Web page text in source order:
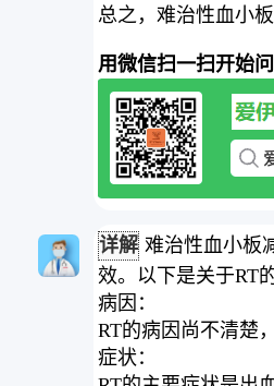
总之，难治性血小
用微信扫一扫开始
详解 难治性血小板
效。以下是关于RT
病因：
RT的病因尚不清楚
症状：